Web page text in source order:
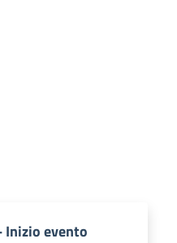
Inizio evento